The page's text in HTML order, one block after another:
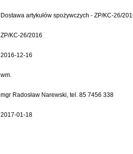
Dostawa artykułów spożywczych - ZP/KC-26/
ZP/KC-26/2016
2016-12-16
wm.
mgr Radosław Narewski, tel. 85 7456 338
2017-01-18